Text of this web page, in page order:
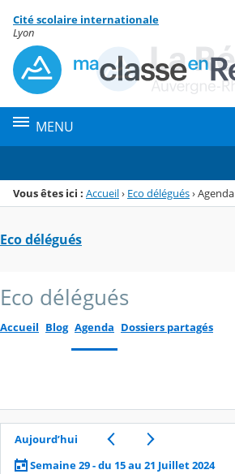
Menu de la rubrique
Contenu
Cité scolaire internationale
Lyon
MENU
Vous êtes ici : Accueil› Eco délégués›Agenda
Eco délégués
Eco délégués
Accueil Blog Agenda Dossiers partagés
Aujourd’hui
Semaine 29 - du 15 au 21 Juillet 2024